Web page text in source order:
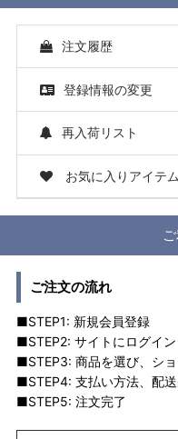
注文履歴
登録情報の変更
再入荷リスト
お気に入りアイテム
ご注文の流れ
■STEP1: 新規会員登録
■STEP2: サイトにログイン
■STEP3: 商品を選び、シ
■STEP4: 支払い方法、配
■STEP5: 注文完了